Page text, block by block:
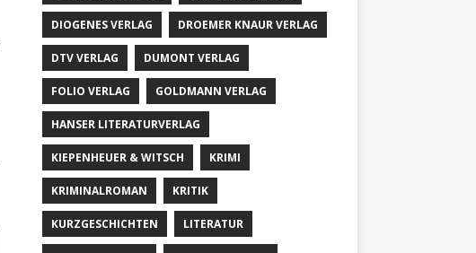
DIOGENES VERLAG DROEMER KNAUR VERLAG
DTV VERLAG DUMONT VERLAG
FOLIO VERLAG GOLDMANN VERLAG
HANSER LITERATURVERLAG
KIEPENHEUER & WITSCH KRIMI
KRIMINALROMAN KRITIK
KURZGESCHICHTEN LITERATUR